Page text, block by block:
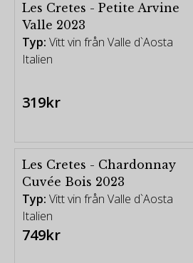
Les Cretes - Petite Arvine
Valle 2023
Typ: Vitt vin från Valle d`Aosta
Italien
319kr
Les Cretes - Chardonnay
Cuvée Bois 2023
Typ: Vitt vin från Valle d`Aosta
Italien
749kr